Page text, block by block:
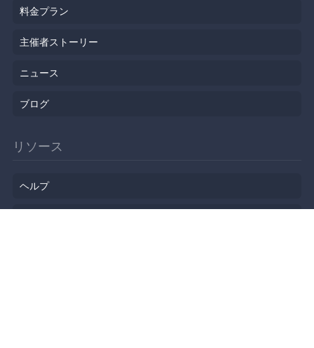
料金プラン
主催者ストーリー
ニュース
ブログ
リソース
ヘルプ